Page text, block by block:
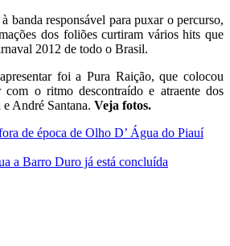
banda responsável para puxar o percurso,
dos foliões curtiram vários hits que
2012 de todo o Brasil.
foi a Pura Raição, que colocou
com o ritmo descontraído e atraente dos
André Santana. Veja fotos.
de época de Olho D’ Água do Piauí
a Barro Duro já está concluída